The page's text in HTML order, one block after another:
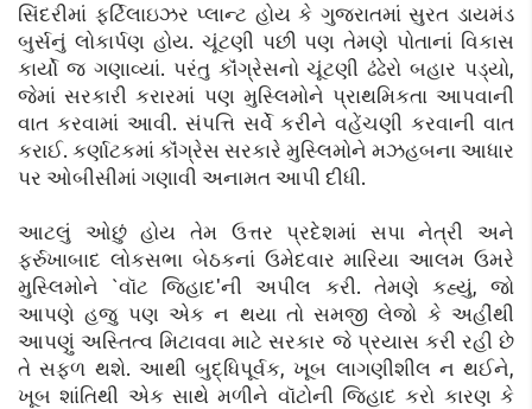
સિંદરીમાં ફર્ટિલાઇઝર પ્લાન્ટ હોય કે ગુજરાતમાં સુરત ડાયમંડ
બુર્સનું લોકાર્પણ હોય. ચૂંટણી પછી પણ તેમણે પોતાનાં વિકાસ
કાર્યો જ ગણાવ્યાં. પરંતુ કૉંગ્રેસનો ચૂંટણી ઢંઢેરો બહાર પડ્યો,
જેમાં સરકારી કરારમાં પણ મુસ્લિમોને પ્રાથમિકતા આપવાની
વાત કરવામાં આવી. સંપત્તિ સર્વે કરીને વહેંચણી કરવાની વાત
કરાઈ. કર્ણાટકમાં કૉંગ્રેસ સરકારે મુસ્લિમોને મઝહબના આધાર
પર ઓબીસીમાં ગણાવી અનામત આપી દીધી.
આટલું ઓછું હોય તેમ ઉત્તર પ્રદેશમાં સપા નેત્રી અને
ફર્રુખાબાદ લોકસભા બેઠકનાં ઉમેદવાર મારિયા આલમ ઉમરે
મુસ્લિમોને `વૉટ જિહાદ'ની અપીલ કરી. તેમણે કહ્યું, જો
આપણે હજુ પણ એક ન થયા તો સમજી લેજો કે અહીંથી
આપણું અસ્તિત્વ મિટાવવા માટે સરકાર જે પ્રયાસ કરી રહી છે
તે સફળ થશે. આથી બુદ્ધિપૂર્વક, ખૂબ લાગણીશીલ ન થઈને,
ખૂબ શાંતિથી એક સાથે મળીને વૉટોની જિહાદ કરો કારણ કે